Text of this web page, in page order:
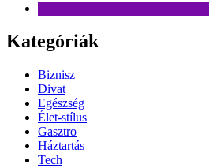
Kategóriák
Biznisz
Divat
Egészség
Élet-stílus
Gasztro
Háztartás
Tech